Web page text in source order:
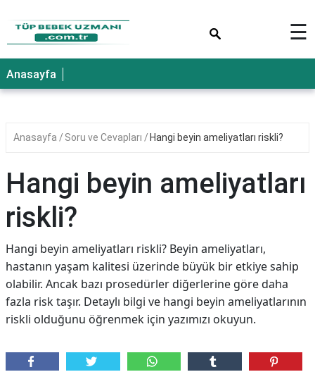
☰
Anasayfa
Anasayfa Soru ve Cevapları Hangi beyin ameliyatları riskli?
Hangi beyin ameliyatları
riskli?
Hangi beyin ameliyatları riskli? Beyin ameliyatları,
hastanın yaşam kalitesi üzerinde büyük bir etkiye sahip
olabilir. Ancak bazı prosedürler diğerlerine göre daha
fazla risk taşır. Detaylı bilgi ve hangi beyin ameliyatlarının
riskli olduğunu öğrenmek için yazımızı okuyun.